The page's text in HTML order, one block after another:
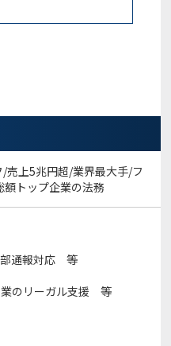
/売上5兆円超/業界最大手/フ
トップ企業の法務
部通報対応 等
業のリーガル支援 等